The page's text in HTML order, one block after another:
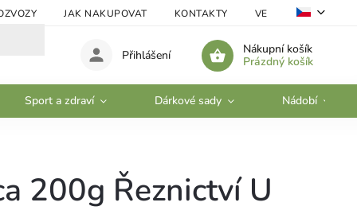
JAK NAKUPOVAT KONTAKTY VELKOOBCHOD
Nákupní košík
Prázdný košík
Přihlášení
Sport a zdraví Dárkové sady Nádobí
200g Řeznictví U